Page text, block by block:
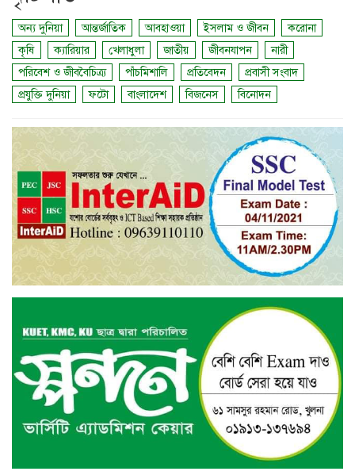
অন্য দুনিয়া আন্তর্জাতিক আবহাওয়া ইসলাম ও জীবন
করোনা
কৃষি
ক্যারিয়ার খেলাধুলা জাতীয় জীবনযাপন
নারী
পরিবেশ ও জীববৈচিত্র্য
পাঁচমিশালি প্রতিবেদন
প্রবাসী সংবাদ
প্রযুক্তি দুনিয়া
ফটো বাংলাদেশ বিজনেস বিনোদন